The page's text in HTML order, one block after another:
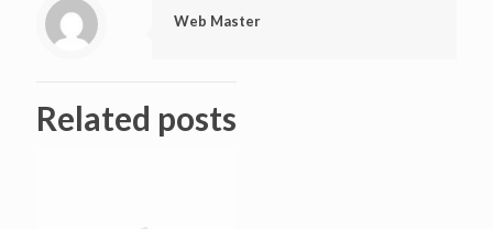
Web Master
Related posts